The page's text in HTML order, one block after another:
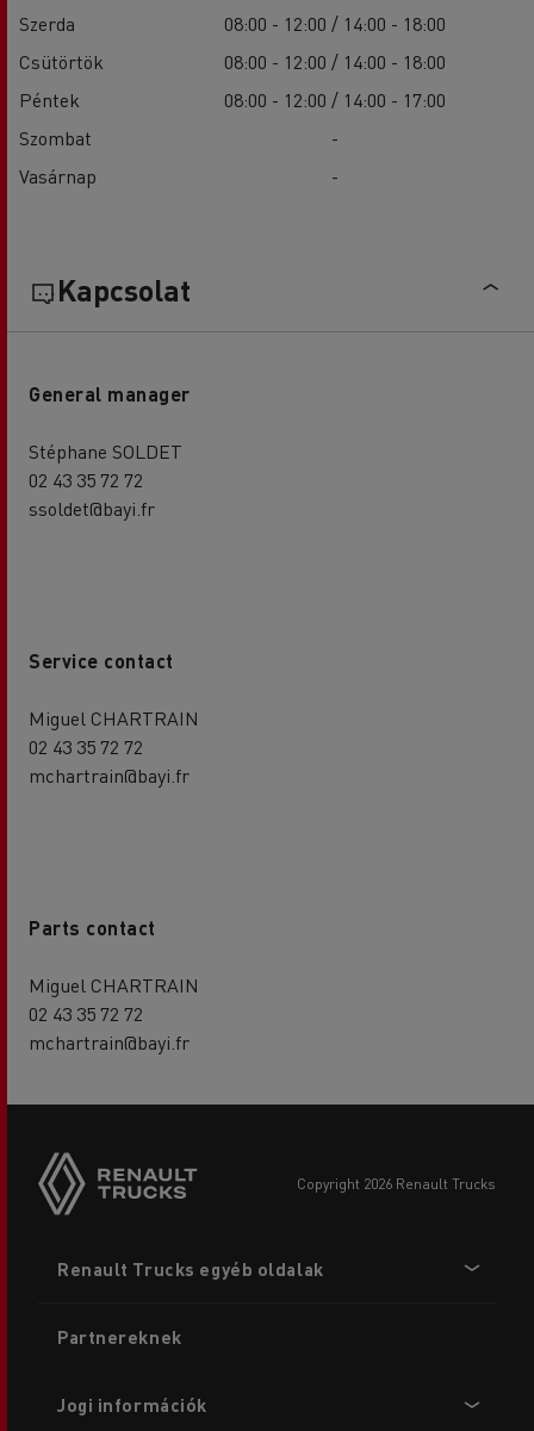
Szerda
08:00 - 12:00 / 14:00 - 18:00
Csütörtök
08:00 - 12:00 / 14:00 - 18:00
Péntek
08:00 - 12:00 / 14:00 - 17:00
Szombat
-
Vasárnap
-
Kapcsolat
General manager
Stéphane SOLDET
02 43 35 72 72
ssoldet@bayi.fr
Service contact
Miguel CHARTRAIN
02 43 35 72 72
mchartrain@bayi.fr
Parts contact
Miguel CHARTRAIN
02 43 35 72 72
mchartrain@bayi.fr
copyright 2026 Renault Trucks
menu
Renault Trucks egyéb oldalak
Partnereknek
Jogi információk